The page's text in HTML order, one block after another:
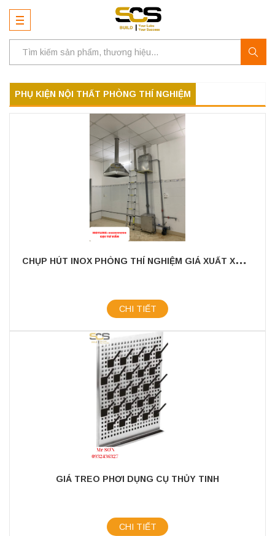
PHỤ KIỆN NỘI THẤT PHÒNG THÍ NGHIỆM
C
HỤP HÚT INOX PHÒNG THÍ NGHIỆM GIÁ XUẤT XƯỞNG TẠI MIỀN NAM
CHI TIẾT
GIÁ TREO PHƠI DỤNG CỤ THỦY TINH
CHI TIẾT